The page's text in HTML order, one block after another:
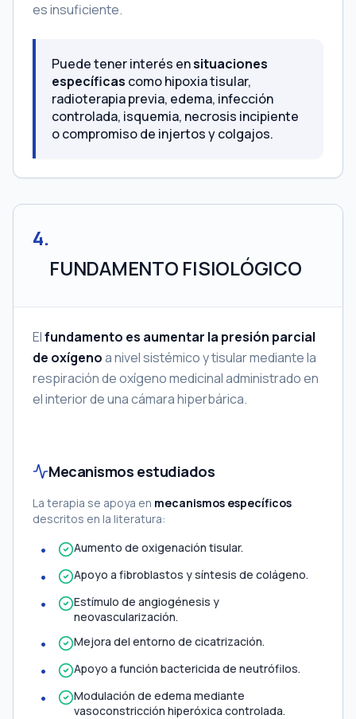
es insuficiente.
Puede tener interés ensituaciones
específicas como hipoxia tisular,
radioterapia previa, edema, infección
controlada, isquemia, necrosis incipiente
o compromiso de injertos y colgajos.
4.
FUNDAMENTO FISIOLÓGICO
Elfundamento es aumentar la presión parcial
de oxígenoa nivel sistémico y tisular mediante la
respiración de oxígeno medicinal administrado en
el interior de una cámara hiperbárica.
Mecanismos estudiados
La terapia se apoya en mecanismos específicos
descritos en la literatura:
Aumento de oxigenación tisular.
Apoyo a fibroblastos y síntesis de colágeno.
Estímulo de angiogénesis y
neovascularización.
Mejora del entorno de cicatrización.
Apoyo a función bactericida de neutrófilos.
Modulación de edema mediante
vasoconstricción hiperóxica controlada.